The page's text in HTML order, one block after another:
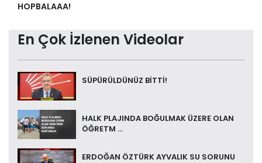
HOPBALAAA!
En Çok İzlenen Videolar
SÜPÜRÜLDÜNÜZ BİTTİ!
HALK PLAJINDA BOĞULMAK ÜZERE OLAN
ÖĞRETM ...
ERDOĞAN ÖZTÜRK AYVALIK SU SORUNU